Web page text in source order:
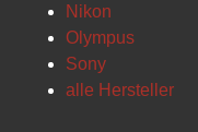
Nikon
Olympus
Sony
alle Hersteller